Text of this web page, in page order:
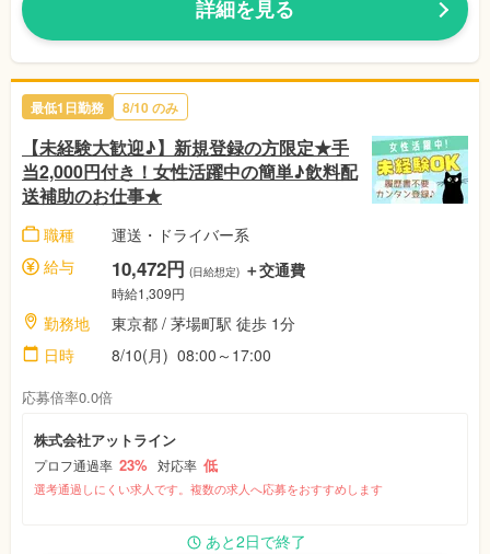
詳細を見る
最低1日勤務 8/10 のみ
【未経験大歓迎♪】新規登録の方限定★手
当2,000円付き！女性活躍中の簡単♪飲料配
送補助のお仕事★
職種
運送・ドライバー系
給与
10,472円 (日給想定) ＋交通費
時給1,309円
勤務地
東京都 / 茅場町駅 徒歩 1分
日時
8/10(月) 08:00～17:00
応募倍率0.0倍
株式会社アットライン
プロフ通過率 23% 対応率 低
選考通過しにくい求人です。複数の求人へ応募をおすすめします
あと2日で終了